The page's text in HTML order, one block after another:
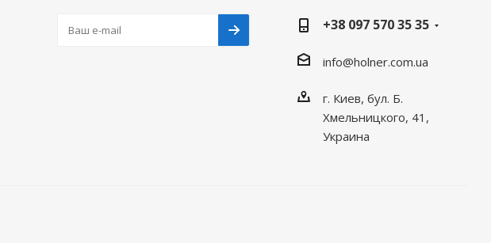
+38 097 570 35 35
info@holner.com.ua
г. Киев, бул. Б.
Хмельницкого, 41,
Украина